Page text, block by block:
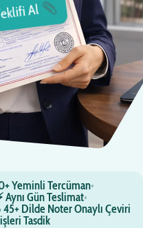
Al
Yeminli Tercüman•
Aynı Gün Teslimat•
45+ Dilde Noter Onaylı Çeviri
Tasdik